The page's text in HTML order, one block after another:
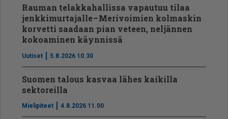
Rauman telakkahallissa vapautuu tilaa
jenkkimurtajalle – Merivoimien kolmaskin
korvetti saadaan pian veteen, neljännen
kokoaminen käynnissä
Uutiset 5.8.2026 10.30
Suomen talous kasvaa lähes kaikilla
sektoreilla
Mielipiteet 4.8.2026 11.00